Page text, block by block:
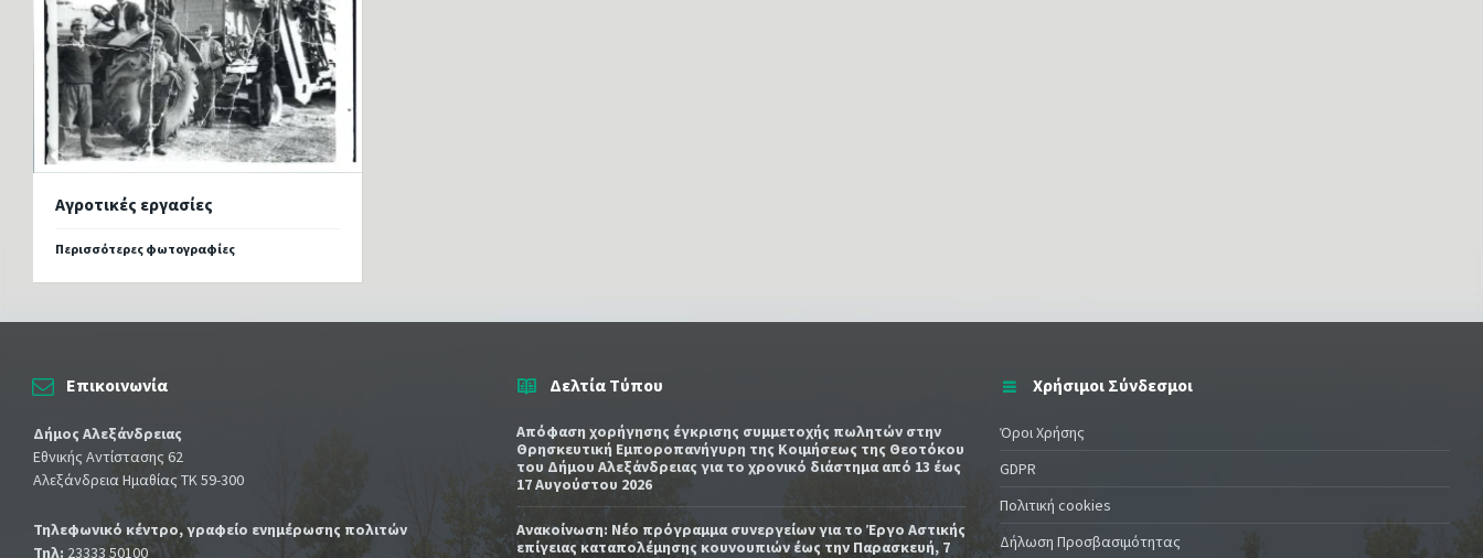
Αγροτικές εργασίες
Περισσότερες φωτογραφίες
Επικοινωνία
Δήμος Αλεξάνδρειας
Εθνικής Αντίστασης 62
Αλεξάνδρεια Ημαθίας ΤΚ 59-300
Τηλεφωνικό κέντρο, γραφείο ενημέρωσης πολιτών
Τηλ: 23333 50100
Δελτία Τύπου
Απόφαση χορήγησης έγκρισης συμμετοχής πωλητών στην
Θρησκευτική Εμποροπανήγυρη της Κοιμήσεως της Θεοτόκου
του Δήμου Αλεξάνδρειας για το χρονικό διάστημα από 13 έως
17 Αυγούστου 2026
Ανακοίνωση: Νέο πρόγραμμα συνεργείων για το Έργο Αστικής
επίγειας καταπολέμησης κουνουπιών έως την Παρασκευή, 7
Χρήσιμοι Σύνδεσμοι
Όροι Χρήσης
GDPR
Πολιτική cookies
Δήλωση Προσβασιμότητας